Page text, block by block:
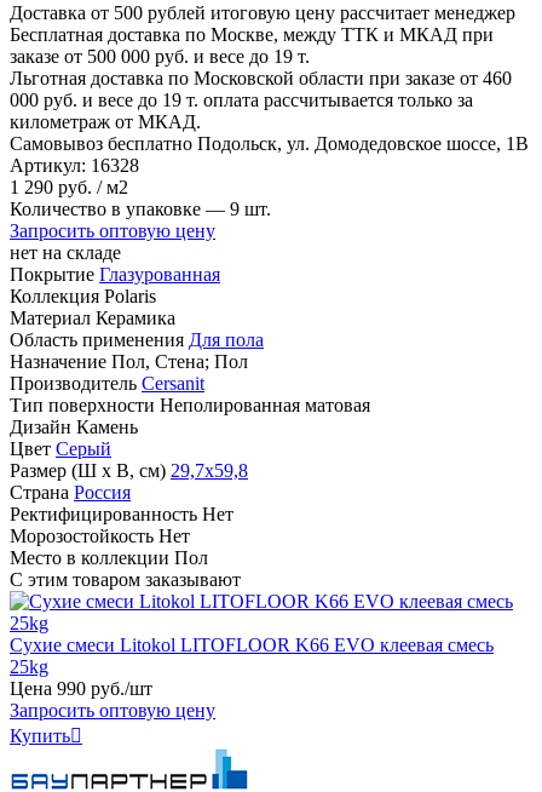
Доставка от 500 рублей итоговую цену рассчитает менеджер
Бесплатная доставка по Москве, между ТТК и МКАД при
заказе от 500 000 руб. и весе до 19 т.
Льготная доставка по Московской области при заказе от 460
000 руб. и весе до 19 т. оплата рассчитывается только за
километраж от МКАД.
Самовывоз бесплатно Подольск, ул. Домодедовское шоссе, 1В
Артикул: 16328
1 290 руб. / м2
Количество в упаковке — 9 шт.
Запросить оптовую цену
нет на складе
Покрытие Глазурованная
Коллекция Polaris
Материал Керамика
Область применения Для пола
Назначение Пол, Стена; Пол
Производитель Cersanit
Тип поверхности Неполированная матовая
Дизайн Камень
Цвет Серый
Размер (Ш х В, см) 29,7х59,8
Страна Россия
Ректифицированность Нет
Морозостойкость Нет
Место в коллекции Пол
С этим товаром заказывают
Сухие смеси Litokol LITOFLOOR K66 EVO клеевая смесь
25kg
Цена 990 руб./шт
Запросить оптовую цену
Купить